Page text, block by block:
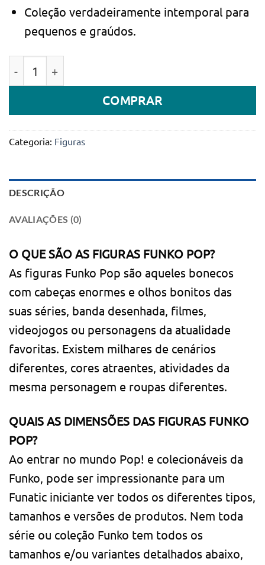
Coleção verdadeiramente intemporal para
pequenos e graúdos.
COMPRAR
Categoria: Figuras
DESCRIÇÃO
AVALIAÇÕES (0)
O QUE SÃO AS FIGURAS FUNKO POP?
As figuras Funko Pop são aqueles bonecos
com cabeças enormes e olhos bonitos das
suas séries, banda desenhada, filmes,
videojogos ou personagens da atualidade
favoritas. Existem milhares de cenários
diferentes, cores atraentes, atividades da
mesma personagem e roupas diferentes.
QUAIS AS DIMENSÕES DAS FIGURAS FUNKO
POP?
Ao entrar no mundo Pop! e colecionáveis da
Funko, pode ser impressionante para um
Funatic iniciante ver todos os diferentes tipos,
tamanhos e versões de produtos. Nem toda
série ou coleção Funko tem todos os
tamanhos e/ou variantes detalhados abaixo,